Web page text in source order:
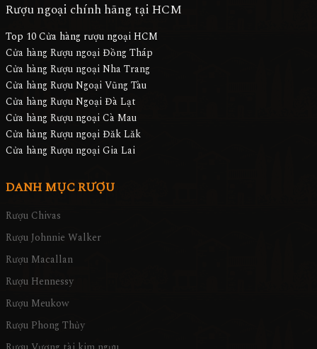
Rượu ngoại chính hãng tại HCM
Top 10 Cửa hàng rượu ngoại HCM
Cửa hàng Rượu ngoại Đồng Tháp
Cửa hàng Rượu ngoại Nha Trang
Cửa hàng Rượu Ngoại Vũng Tàu
Cửa hàng Rượu Ngoại Đà Lạt
Cửa hàng Rượu ngoại Cà Mau
Cửa hàng Rượu ngoại Đăk Lăk
Cửa hàng Rượu ngoại Gia Lai
DANH MỤC RƯỢU
Rượu Chivas
Rượu Johnnie Walker
Rượu Macallan
Rượu Hennessy
Rượu Meukow
Rượu Phong Thủy